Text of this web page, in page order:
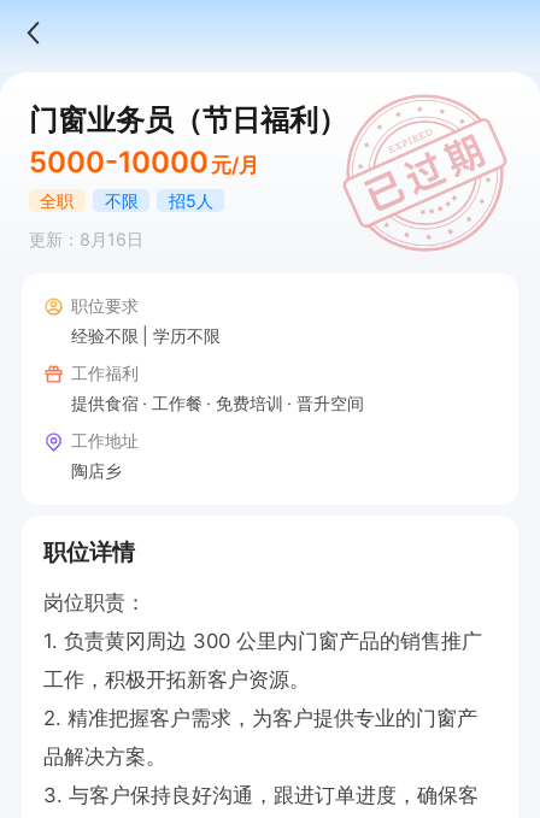
门窗业务员（节日福利）
5000-10000 元/月
全职 不限
招5人
更新：8月16日
职位要求
经验不限
学历不限
工作福利
提供食宿
工作餐 免费培训
晋升空间
工作地址
陶店乡
职位详情
岗位职责：
1. 负责黄冈周边 300 公里内门窗产品的销售推广
工作，积极开拓新客户资源。
2. 精准把握客户需求，为客户提供专业的门窗产
品解决方案。
3. 与客户保持良好沟通，跟进订单进度，确保客